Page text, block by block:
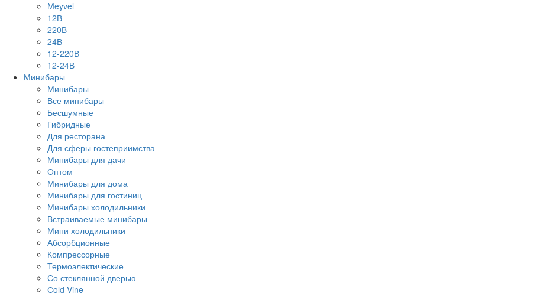
Meyvel
12В
220В
24В
12-220В
12-24В
Минибары
Минибары
Все минибары
Бесшумные
Гибридные
Для ресторана
Для сферы гостеприимства
Минибары для дачи
Оптом
Минибары для дома
Минибары для гостиниц
Минибары холодильники
Встраиваемые минибары
Мини холодильники
Абсорбционные
Компрессорные
Термоэлектические
Со стеклянной дверью
Сold Vine